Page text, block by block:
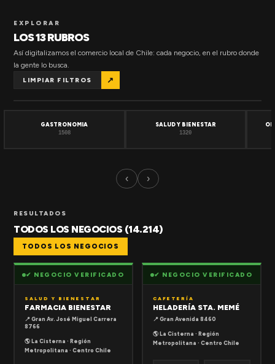
EXPLORAR
LOS 13 RUBROS
Así digitalizamos el comercio local de Chile: cada negocio, en el rubro donde
la gente lo busca.
LIMPIAR FILTROS ↗
GASTRONOMIA
1508
SALUD Y BIENESTAR
1320
‹ ›
RESULTADOS
TODOS LOS NEGOCIOS (14.214)
TODOS LOS NEGOCIOS
✔ NEGOCIO VERIFICADO
SALUD Y BIENESTAR
FARMACIA BIENESTAR
📍 Gran Av. José Miguel Carrera
8766
🌎 La Cisterna · Región
Metropolitana · Centro Chile
✔ NEGOCIO VERIFICADO
CAFETERÍA
HELADERÍA STA. MEMÉ
📍 Gran Avenida 8460
🌎 La Cisterna · Región
Metropolitana · Centro Chile